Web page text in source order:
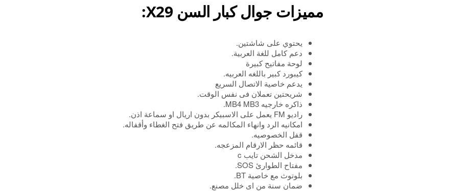
مميزات جوال كبار السن X29:
يحتوي على شاشتين.
دعم كامل للغة العربية.
لوحة مفاتيح كبيرة
كيبورد كبير باللغه العربيه.
يدعم خاصية الاتصال السريع
شريحتين تعملان فى نفس الوقت.
ذاكره خارجيه MB4 MB3.
راديو FM يعمل على الاسبيكر بدون اريال او سماعة اذن.
امكانيه الرد وانهاء المكالمه عن طريق فتح الغطاء وأقفاله.
قفل الخصوصيه.
قائمه حظر الارقام المزعجه.
مدخل الشحن تايب c
مفتاح الطوارئ SOS.
بلوتوث مع خاصية BT.
ضمان سنة من اى خلل مصنع.